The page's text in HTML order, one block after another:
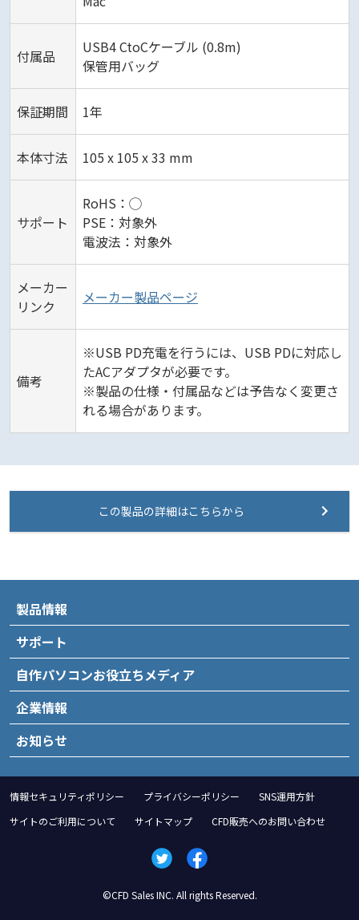
付属品
USB4 CtoCケーブル (0.8m)
保管用バッグ
保証期間 1年
本体寸法 105 x 105 x 33 mm
サポート
RoHS：◯
PSE：対象外
電波法：対象外
メーカー
リンク
メーカー製品ページ
備考
※USB PD充電を行うには、USB PDに対応し
たACアダプタが必要です。
※製品の仕様・付属品などは予告なく変更さ
れる場合があります。
この製品の詳細はこちらから
製品情報
サポート
自作パソコンお役立ちメディア
企業情報
お知らせ
情報セキュリティポリシー プライバシーポリシー
SNS運用方針
サイトのご利用について
サイトマップ CFD販売へのお問い合わせ
©CFD Sales INC. All rights Reserved.